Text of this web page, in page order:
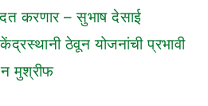
करणार – सुभाष देसाई
ठेवून योजनांची प्रभावी
मुश्रीफ